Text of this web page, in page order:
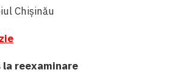
Chișinău
reexaminare